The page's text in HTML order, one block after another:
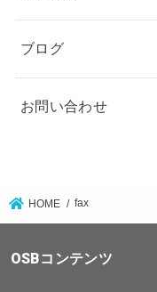
ブログ
お問い合わせ
HOME fax
OSBコンテンツ